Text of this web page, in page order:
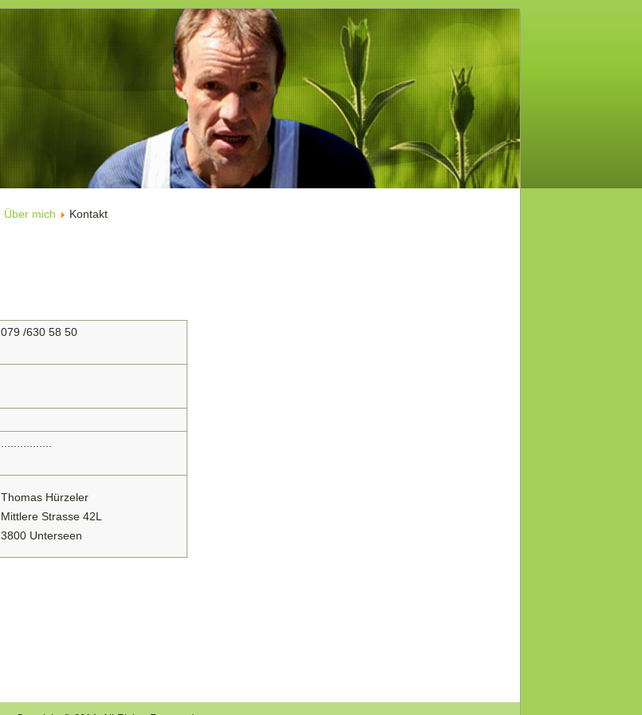
Über mich Kontakt
079 /630 58 50
Thomas Hürzeler
Mittlere Strasse 42L
3800 Unterseen